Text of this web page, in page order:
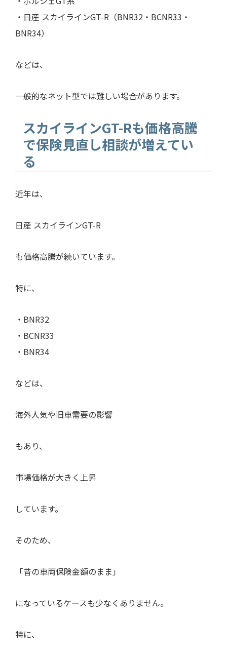
・日産 スカイラインGT-R（BNR32・BCNR33・
BNR34）
などは、
一般的なネット型では難しい場合があります。
スカイラインGT-Rも価格高騰
で保険見直し相談が増えてい
る
近年は、
日産 スカイラインGT-R
も価格高騰が続いています。
特に、
・BNR32
・BCNR33
・BNR34
などは、
海外人気や旧車需要の影響
もあり、
市場価格が大きく上昇
しています。
そのため、
「昔の車両保険金額のまま」
になっているケースも少なくありません。
特に、